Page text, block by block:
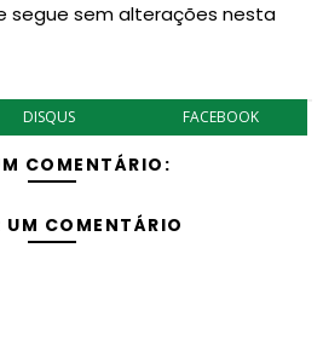
segue sem alterações nesta
DISQUS FACEBOOK
COMENTÁRIO:
UM COMENTÁRIO